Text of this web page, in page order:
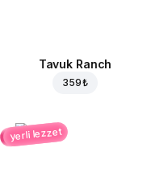
Tavuk Ranch
359 ₺
yerli lezzet